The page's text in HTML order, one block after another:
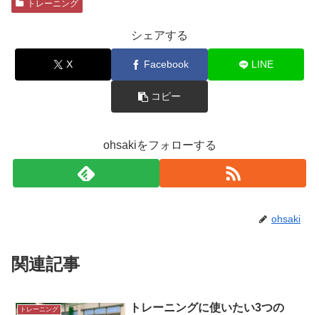
トレーニング
シェアする
X Facebook LINE
コピー
ohsakiをフォローする
ohsaki
関連記事
トレーニング
トレーニングに使いたい3つの